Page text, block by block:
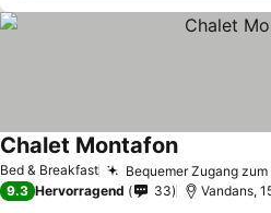
Bed & Breakfast Bequemer Zugang
Chalet Montafon
9.3 Hervorragend 33 Vandans,